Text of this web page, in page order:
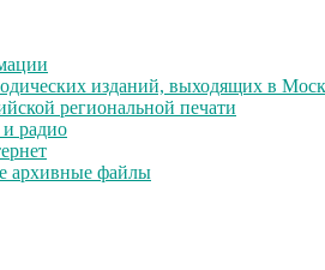
изданий, выходящих в
региональной печати
радио
архивные файлы